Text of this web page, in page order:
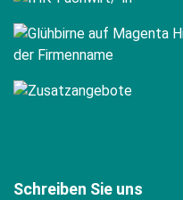
Schreiben Sie uns